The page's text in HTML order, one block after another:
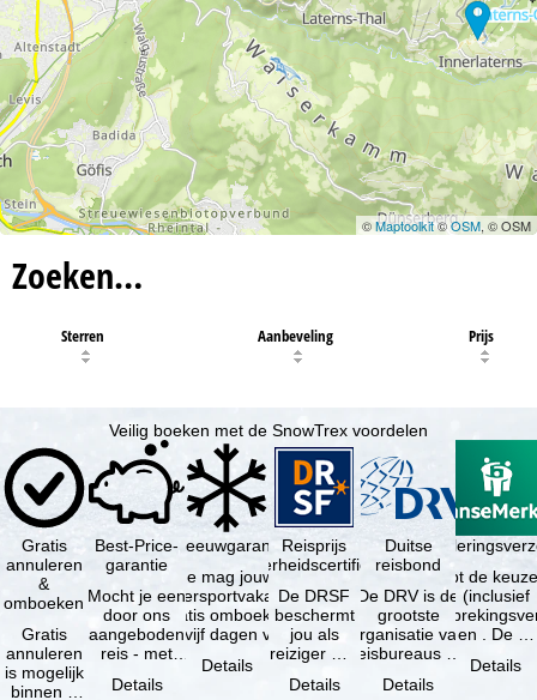
©Maptoolkit©OSM, © OSM
Zoeken…
Sterren Aanbeveling Prijs
Veilig boeken met de SnowTrex voordelen
Gratis
annuleren
&
omboeken
Gratis
annuleren
is mogelijk
binnen 5
Best-Price-
garantie
Mocht je een
door ons
aangeboden
reis - met
beschikbaarheid
Details
Sneeuwgarantie
Je mag jouw
wintersportvakantie
gratis omboeken
als vijf dagen voor
Details
Reisprijs
zekerheidscertificaat
De DRSF
beschermt
jou als
reiziger met
pakketreis
Details
Duitse
reisbond
De DRV is de
grootste
organisatie van
reisbureaus en
in Duitsland. …
Details
Je hebt de
(inclusief
en . De …
Details